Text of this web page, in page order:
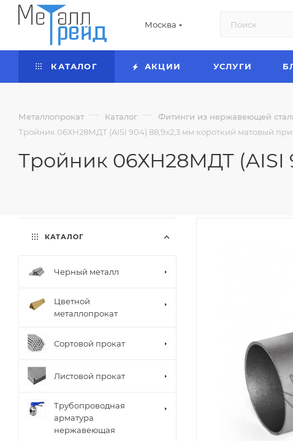
Москва
КАТАЛОГ АКЦИИ УСЛУГИ
Металлопрокат — Каталог — Фитинги из нержавеющей
Тройник 06ХН28МДТ (AISI 904) 88,9x2,3 мм короткий матовый
Тройник 06ХН28МДТ (AISI
КАТАЛОГ
Черный металл
Цветной
металлопрокат
Сортовой прокат
Листовой прокат
Трубопроводная
арматура
нержавеющая